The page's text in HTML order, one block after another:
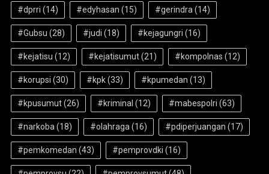
#dprri (14) #edyhasan (15) #gerindra (14)
#Gubsu (28) #judi (18) #kejagungri (16)
#kejatisu (12) #kejatisumut(21) #kompolnas (12)
#korupsi (30) #kpk(33) #kpumedan (13)
#kpusumut(26) #kriminal (12) #mabespolri (63)
#narkoba (18) #olahraga (16) #pdiperjuangan (17)
#pemkomedan (43) #pemprovdki (16)